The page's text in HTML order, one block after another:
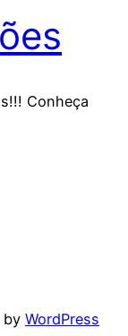
Conheça
by WordPress